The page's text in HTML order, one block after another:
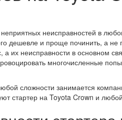
неисправностей в
дешевле и проще починить, а
их неисправности в основном
многочисленные
сложности занимается
стартер на Toyota Crown и